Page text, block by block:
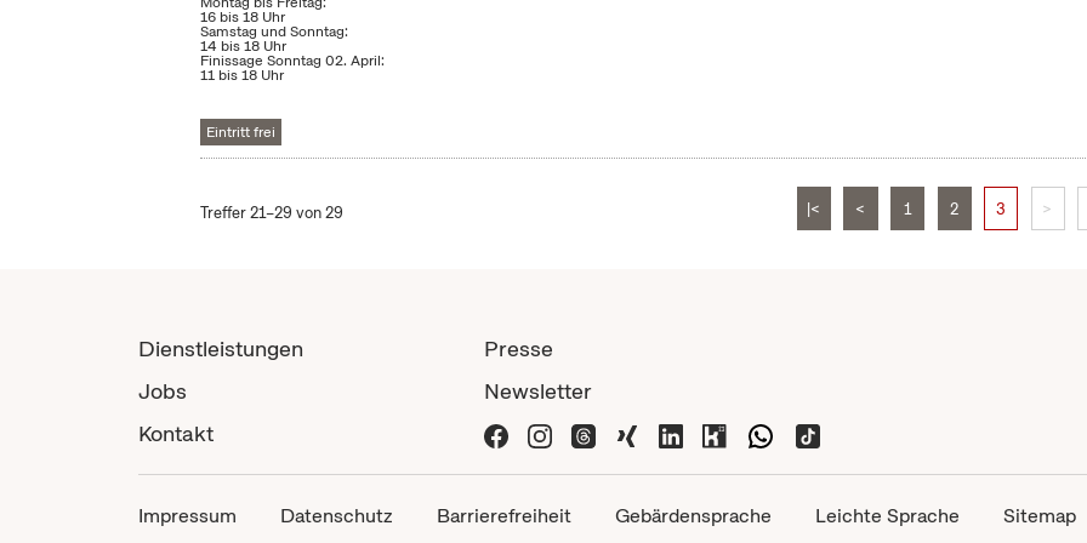
16 bis 18 Uhr
Samstag und Sonntag:
14 bis 18 Uhr
Finissage Sonntag 02. April:
11 bis 18 Uhr
Eintritt frei
Treffer 21–29 von 29 |< < 1 2 3 >
Dienstleistungen
Jobs
Kontakt
Presse
Newsletter
Impressum Datenschutz Barrierefreiheit Gebärdensprache Leichte Sprache Sitemap